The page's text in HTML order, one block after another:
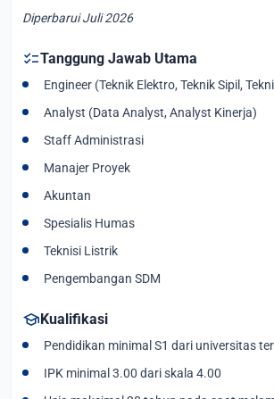
Diperbarui Juli 2026
checklistTanggung Jawab Utama
Engineer (Teknik Elektro, Teknik Sipil,
Analyst (Data Analyst, Analyst Kinerja)
Staff Administrasi
Manajer Proyek
Akuntan
Spesialis Humas
Teknisi Listrik
Pengembangan SDM
schoolKualifikasi
Pendidikan minimal S1 dari universitas
IPK minimal 3.00 dari skala 4.00